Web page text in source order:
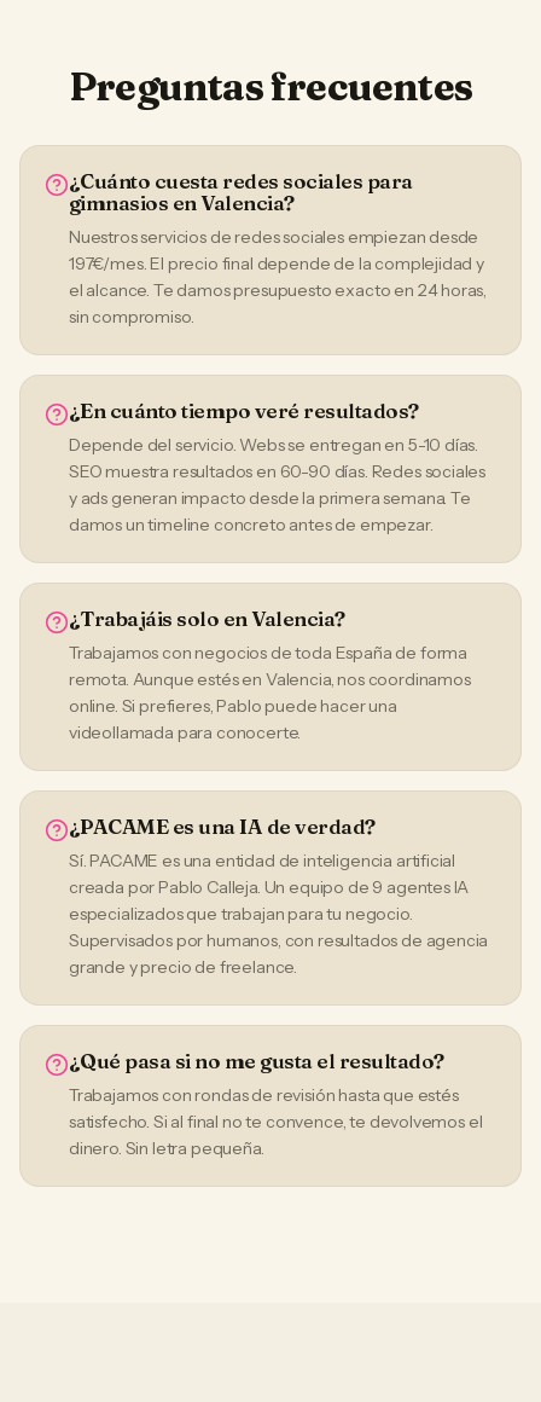
Preguntas frecuentes
¿Cuánto cuesta redes sociales para
gimnasios en Valencia?
Nuestros servicios de redes sociales empiezan desde
197€/mes. El precio final depende de la complejidad y
el alcance. Te damos presupuesto exacto en 24 horas,
sin compromiso.
¿En cuánto tiempo veré resultados?
Depende del servicio. Webs se entregan en 5-10 días.
SEO muestra resultados en 60-90 días. Redes sociales
y ads generan impacto desde la primera semana. Te
damos un timeline concreto antes de empezar.
¿Trabajáis solo en Valencia?
Trabajamos con negocios de toda España de forma
remota. Aunque estés en Valencia, nos coordinamos
online. Si prefieres, Pablo puede hacer una
videollamada para conocerte.
¿PACAME es una IA de verdad?
Sí. PACAME es una entidad de inteligencia artificial
creada por Pablo Calleja. Un equipo de 9 agentes IA
especializados que trabajan para tu negocio.
Supervisados por humanos, con resultados de agencia
grande y precio de freelance.
¿Qué pasa si no me gusta el resultado?
Trabajamos con rondas de revisión hasta que estés
satisfecho. Si al final no te convence, te devolvemos el
dinero. Sin letra pequeña.